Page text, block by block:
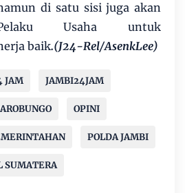
di satu sisi juga akan
Usaha untuk
baik.(J24-Rel/AsenkLee)
JAM JAMBI24JAM
OPINI
POLDA JAMBI
SUMATERA